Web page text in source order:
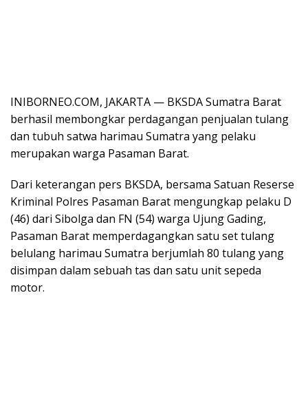
INIBORNEO.COM, JAKARTA — BKSDA Sumatra Barat
berhasil membongkar perdagangan penjualan tulang
dan tubuh satwa harimau Sumatra yang pelaku
merupakan warga Pasaman Barat.
Dari keterangan pers BKSDA, bersama Satuan Reserse
Kriminal Polres Pasaman Barat mengungkap pelaku D
(46) dari Sibolga dan FN (54) warga Ujung Gading,
Pasaman Barat memperdagangkan satu set tulang
belulang harimau Sumatra berjumlah 80 tulang yang
disimpan dalam sebuah tas dan satu unit sepeda
motor.